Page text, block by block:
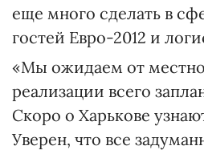
еще много сделать в
гостей Евро-2012 и
«Мы ожидаем от
реализации всего
Скоро о Харькове
Уверен, что все